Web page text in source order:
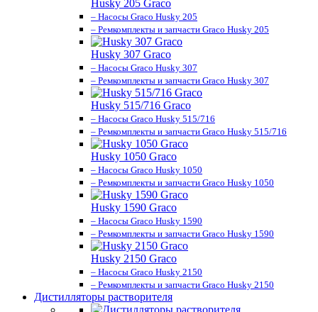
Husky 205 Graco
– Насосы Graco Husky 205
– Ремкомплекты и запчасти Graco Husky 205
Husky 307 Graco
– Насосы Graco Husky 307
– Ремкомплекты и запчасти Graco Husky 307
Husky 515/716 Graco
– Насосы Graco Husky 515/716
– Ремкомплекты и запчасти Graco Husky 515/716
Husky 1050 Graco
– Насосы Graco Husky 1050
– Ремкомплекты и запчасти Graco Husky 1050
Husky 1590 Graco
– Насосы Graco Husky 1590
– Ремкомплекты и запчасти Graco Husky 1590
Husky 2150 Graco
– Насосы Graco Husky 2150
– Ремкомплекты и запчасти Graco Husky 2150
Дистилляторы растворителя